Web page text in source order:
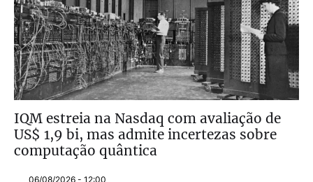
IQM estreia na Nasdaq com avaliação de
US$ 1,9 bi, mas admite incertezas sobre
computação quântica
06/08/2026 - 12:00